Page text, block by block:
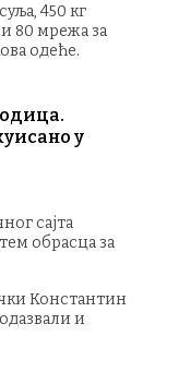
450 кг
80 мрежа за
одеће.
у
сајта
обрасца за
Константин
и